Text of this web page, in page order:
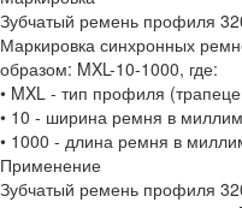
Зубчатый ремень профиля
Маркировка синхронных
образом: MXL-10-1000, где:
• MXL - тип профиля
• 10 - ширина ремня в
• 1000 - длина ремня в
Применение
Зубчатый ремень профиля